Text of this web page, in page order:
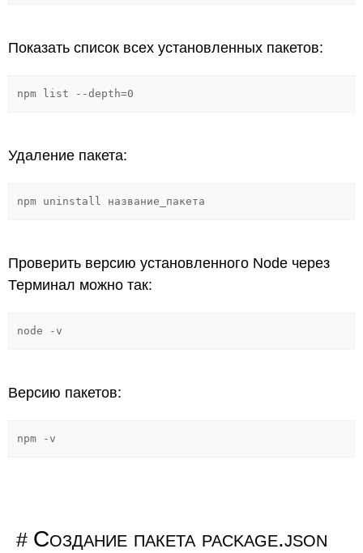
Показать список всех установленных пакетов:
npm list --depth=0
Удаление пакета:
npm uninstall название_пакета
Проверить версию установленного Node через
Терминал можно так:
node -v
Версию пакетов:
npm -v
Создание пакета package.json